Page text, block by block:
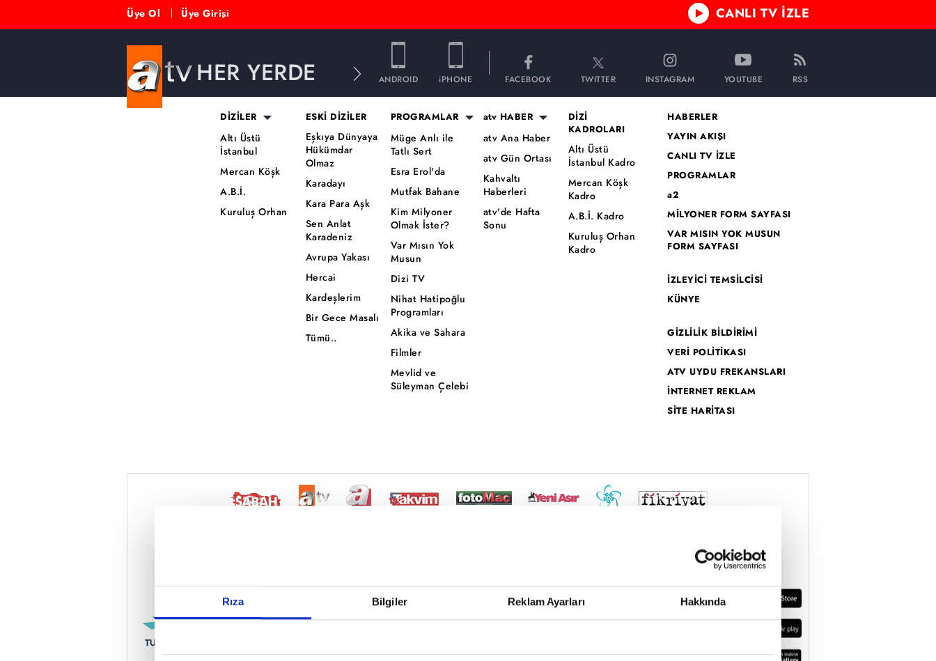
Rıza Bilgiler Reklam Ayarları Hakkında
Reddet
Üye Ol Üye Girişi CANLI TV İZLE
HER YERDE ANDROID iPHONE FACEBOOK TWITTER INSTAGRAM YOUTUBE RSS
DİZİLER
Altı Üstü
İstanbul
Mercan Köşk
A.B.İ.
Kuruluş Orhan
ESKİ DİZİLER
Eşkıya Dünyaya
Hükümdar
Olmaz
Karadayı
Kara Para Aşk
Sen Anlat
Karadeniz
Avrupa Yakası
Hercai
Kardeşlerim
Bir Gece Masalı
Tümü..
PROGRAMLAR
Müge Anlı ile
Tatlı Sert
Esra Erol'da
Mutfak Bahane
Kim Milyoner
Olmak İster?
Var Mısın Yok
Musun
Dizi TV
Nihat Hatipoğlu
Programları
Akika ve Sahara
Filmler
Mevlid ve
Süleyman Çelebi
atv HABER
atv Ana Haber
atv Gün Ortası
Kahvaltı
Haberleri
atv'de Hafta
Sonu
DİZİ
KADROLARI
Altı Üstü
İstanbul Kadro
Mercan Köşk
Kadro
A.B.İ. Kadro
Kuruluş Orhan
Kadro
HABERLER
YAYIN AKIŞI
CANLI TV İZLE
PROGRAMLAR
a2
MİLYONER FORM SAYFASI
VAR MISIN YOK MUSUN
FORM SAYFASI
İZLEYİCİ TEMSİLCİSİ
KÜNYE
GİZLİLİK BİLDİRİMİ
VERİ POLİTİKASI
ATV UYDU FREKANSLARI
İNTERNET REKLAM
SİTE HARİTASI